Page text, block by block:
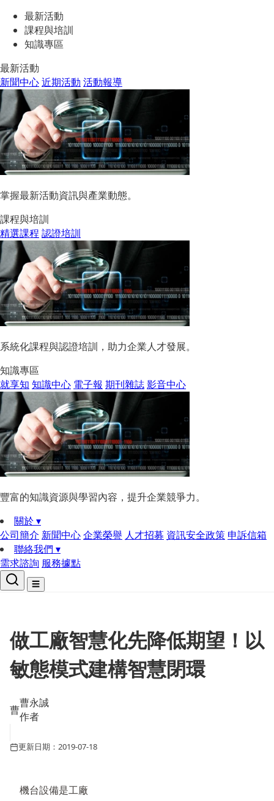
最新活動
課程與培訓
知識專區
最新活動
新聞中心近期活動 活動報導
掌握最新活動資訊與產業動態。
課程與培訓
精選課程 認證培訓
系統化課程與認證培訓，助力企業人才發展。
知識專區
就享知 知識中心 電子報 期刊雜誌影音中心
豐富的知識資源與學習內容，提升企業競爭力。
關於 ▾
公司簡介 新聞中心企業榮譽 人才招募 資訊安全政策 申訴信箱
聯絡我們 ▾
需求諮詢 服務據點
☰
做工廠智慧化先降低期望！以
敏態模式建構智慧閉環
曹
曹永誠
作者
更新日期：2019-07-18
機台設備是工廠